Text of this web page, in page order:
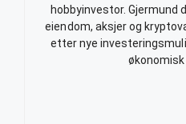
hobbyinvestor. Gjermund
eiendom, aksjer og
etter nye
økonomisk